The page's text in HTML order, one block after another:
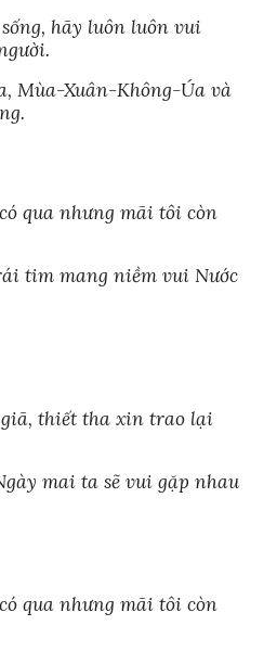
hãy luôn luôn vui
Mùa-Xuân-Không-Úa và
qua nhưng mãi tôi còn
tim mang niềm vui Nước
thiết tha xin trao lại
mai ta sẽ vui gặp nhau
qua nhưng mãi tôi còn